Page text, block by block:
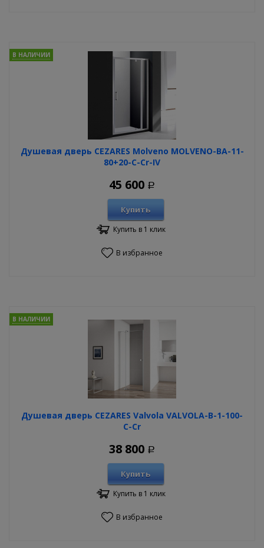
Душевая дверь CEZARES Molveno MOLVENO-BA-11-
80+20-C-Cr-IV
В НАЛИЧИИ
45 600 Р
Купить
Купить в 1 клик
В избранное
Душевая дверь CEZARES Valvola VALVOLA-B-1-100-
C-Cr
В НАЛИЧИИ
38 800 Р
Купить
Купить в 1 клик
В избранное